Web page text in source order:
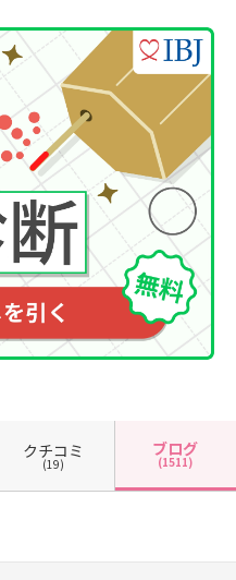
クチコミ
(19)
ブログ
(1511)